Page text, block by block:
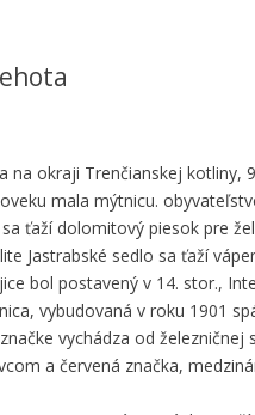
na okraji Trenčianskej kotliny,
mala mýtnicu.
ťaží dolomitový piesok pre
Jastrabské sedlo sa ťaží
bol postavený v 14. stor.,
vybudovaná v roku 1901
vychádza od
a červená značka,